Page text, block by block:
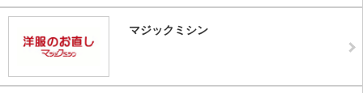
マジックミシン